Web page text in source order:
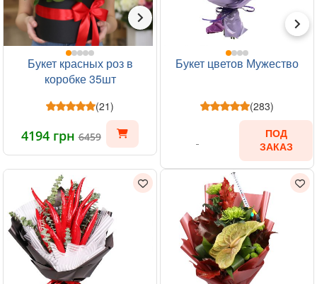
Букет красных роз в
коробке 35шт
(21)
4194 грн6459
Букет цветов Мужество
(283)
ПОД
ЗАКАЗ